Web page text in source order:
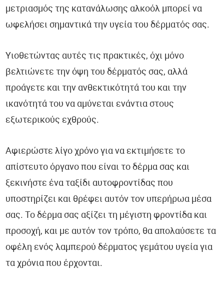
μετριασμός της κατανάλωσης αλκοόλ μπορεί να
ωφελήσει σημαντικά την υγεία του δέρματός σας.
Υιοθετώντας αυτές τις πρακτικές, όχι μόνο
βελτιώνετε την όψη του δέρματός σας, αλλά
προάγετε και την ανθεκτικότητά του και την
ικανότητά του να αμύνεται ενάντια στους
εξωτερικούς εχθρούς.
Αφιερώστε λίγο χρόνο για να εκτιμήσετε το
απίστευτο όργανο που είναι το δέρμα σας και
ξεκινήστε ένα ταξίδι αυτοφροντίδας που
υποστηρίζει και θρέφει αυτόν τον υπερήρωα μέσα
σας. Το δέρμα σας αξίζει τη μέγιστη φροντίδα και
προσοχή, και με αυτόν τον τρόπο, θα απολαύσετε τα
οφέλη ενός λαμπερού δέρματος γεμάτου υγεία για
τα χρόνια που έρχονται.